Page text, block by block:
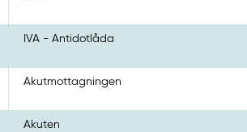
IVA - Antidotlåda
Akutmottagningen
Akuten